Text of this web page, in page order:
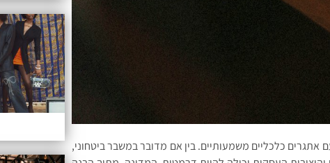
כלכליים משמעותיים. בין אם מדובר במשבר ביטחוני,